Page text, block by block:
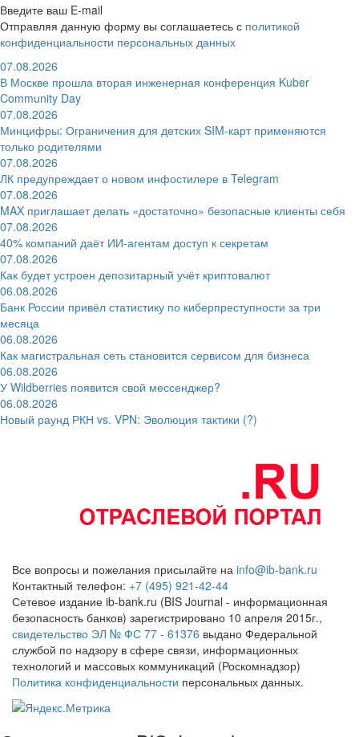
Введите ваш E-mail
Отправляя данную форму вы соглашаетесь с политикой
конфиденциальности персональных данных
07.08.2026
В Москве прошла вторая инженерная конференция Kuber
Community Day
07.08.2026
Минцифры: Ограничения для детских SIM-карт применяются
только родителями
07.08.2026
ЛК предупреждает о новом инфостилере в Telegram
07.08.2026
MAX приглашает делать «достаточно» безопасные клиенты себя
07.08.2026
40% компаний даёт ИИ‑агентам доступ к секретам
07.08.2026
Как будет устроен депозитарный учёт криптовалют
06.08.2026
Банк России привёл статистику по киберпреступности за три
месяца
06.08.2026
Как магистральная сеть становится сервисом для бизнеса
06.08.2026
У Wildberries появится свой мессенджер?
06.08.2026
Новый раунд РКН vs. VPN: Эволюция тактики (?)
Все вопросы и пожелания присылайте на info@ib-bank.ru
Контактный телефон: +7 (495) 921-42-44
Сетевое издание ib-bank.ru (BIS Journal - информационная
безопасность банков) зарегистрировано 10 апреля 2015г.,
свидетельство ЭЛ № ФС 77 - 61376 выдано Федеральной
службой по надзору в сфере связи, информационных
технологий и массовых коммуникаций (Роскомнадзор)
Политика конфиденциальности персональных данных.